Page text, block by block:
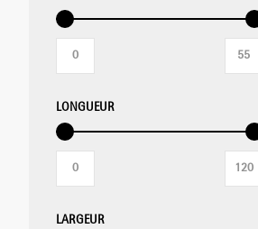
MIXER PLONGEANT/MIXER
PROFESSIONNEL/BLIXER
GRILLE-PAIN
LONGUEUR
LARGEUR